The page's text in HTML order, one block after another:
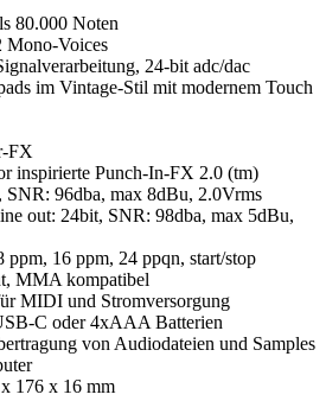
80.000 Noten
Mono-Voices
24-bit adc/dac
im Vintage-Stil mit modernem Touch
FX
inspirierte Punch-In-FX 2.0 (tm)
SNR: 96dba, max 8dBu, 2.0Vrms
out: 24bit, SNR: 98dba, max 5dBu,
ppm, 16 ppm, 24 ppqn, start/stop
MMA kompatibel
MIDI und Stromversorgung
C oder 4xAAA Batterien
von Audiodateien und Samples
176 x 16 mm